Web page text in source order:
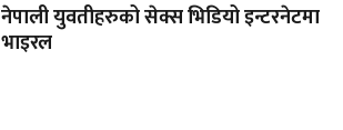
नेपाली युवतीहरुको सेक्स भिडियो इन्टरनेटमा
भाइरल